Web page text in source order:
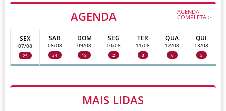
AGENDA AGENDA
COMPLETA >
SEX
07/08
25
SAB
08/08
34
DOM
09/08
18
SEG
10/08
2
TER
11/08
3
QUA
12/08
6
QUI
13/08
5
MAIS LIDAS